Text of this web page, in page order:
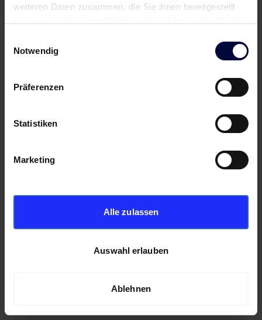
weiteren Daten zusammen, die Sie ihnen bereitgestellt
Notwendig
Präferenzen
Statistiken
Marketing
Alle zulassen
Auswahl erlauben
Ablehnen